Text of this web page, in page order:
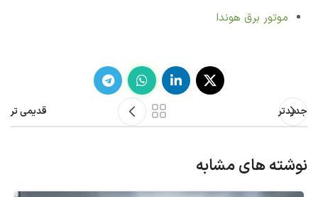
موتور برق هوندا
جدیدتر قدیمی تر
نوشته های مشابه